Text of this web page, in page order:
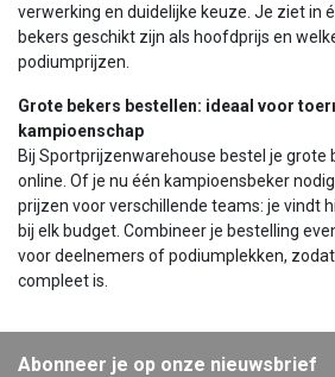
verwerking en duidelijke keuze. Je ziet in
bekers geschikt zijn als hoofdprijs en
podiumprijzen.
Grote bekers bestellen: ideaal voor
kampioenschap
Bij Sportprijzenwarehouse bestel je grote
online. Of je nu één kampioensbeker
prijzen voor verschillende teams: je vindt
bij elk budget. Combineer je bestelling
voor deelnemers of podiumplekken,
compleet is.
Abonneer je op onze nieuwsbrief